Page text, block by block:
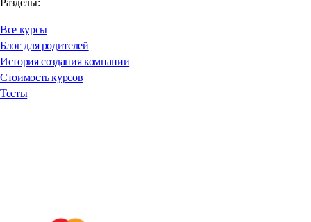
Разделы:
Все курсы
Блог для родителей
История создания компании
Стоимость курсов
Тесты